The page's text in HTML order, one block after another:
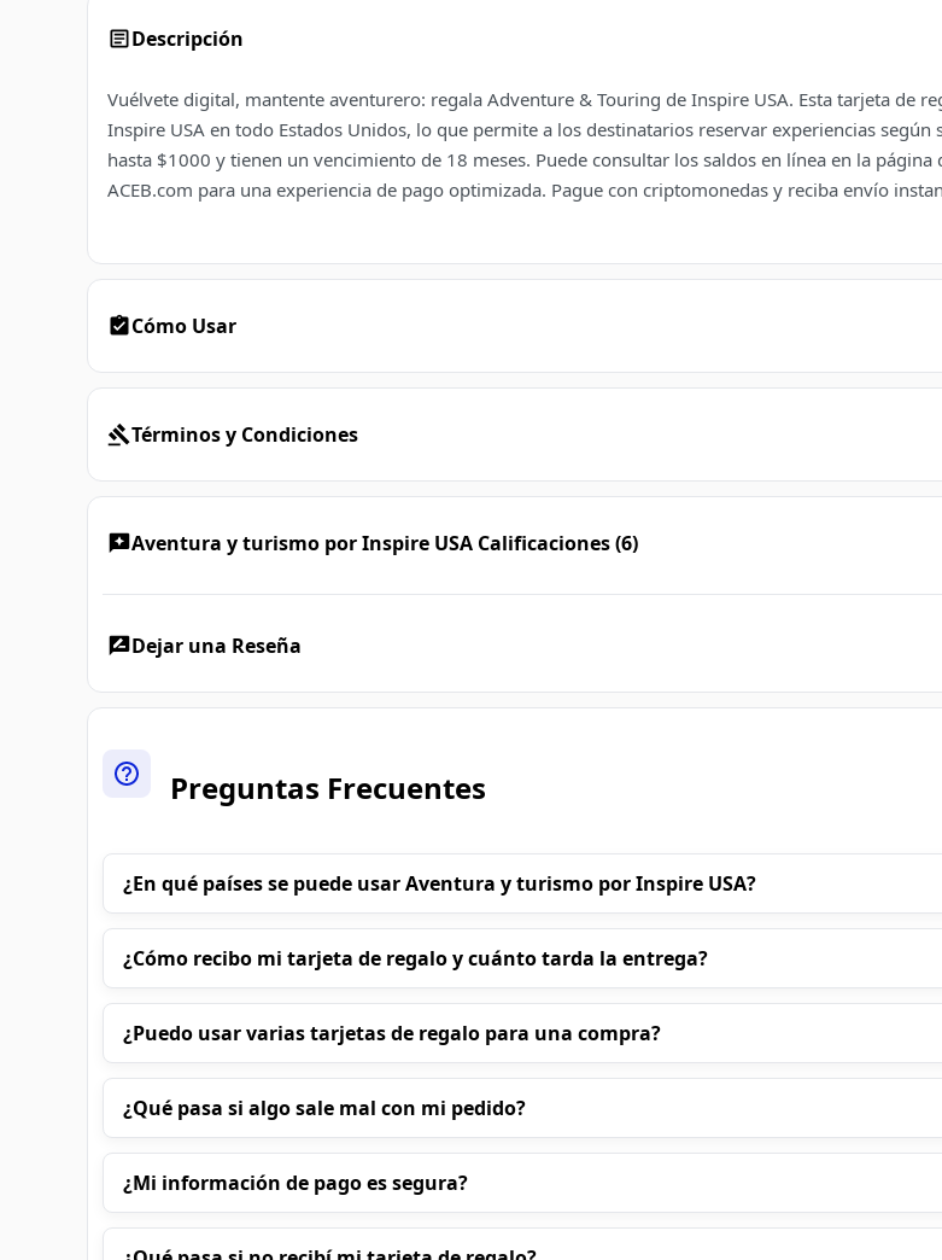
Descripción
Vuélvete digital, mantente aventurero: regala Adventure & Touring de Inspire USA. Esta tarjeta de
Inspire USA en todo Estados Unidos, lo que permite a los destinatarios reservar experiencias según
hasta $1000 y tienen un vencimiento de 18 meses. Puede consultar los saldos en línea en la
ACEB.com para una experiencia de pago optimizada. Pague con criptomonedas y reciba envío
Cómo Usar
Términos y Condiciones
Aventura y turismo por Inspire USA Calificaciones (6)
Dejar una Reseña
Preguntas Frecuentes
¿En qué países se puede usar Aventura y turismo por Inspire USA?
¿Cómo recibo mi tarjeta de regalo y cuánto tarda la entrega?
¿Puedo usar varias tarjetas de regalo para una compra?
¿Qué pasa si algo sale mal con mi pedido?
¿Mi información de pago es segura?